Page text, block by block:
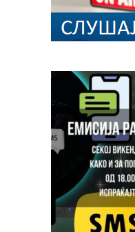
музички плејлисти.